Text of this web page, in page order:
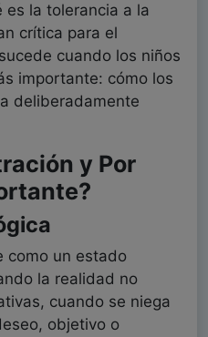
es la tolerancia a la
crítica para el
cuando los niños
importante: cómo los
deliberadamente
y Por
como un estado
la realidad no
cuando se niega
objetivo o